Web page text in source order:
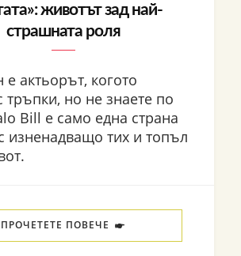
животът зад най-
страшната роля
актьорът, когото
тръпки, но не знаете по
Bill е само една страна
изненадващо тих и топъл
ПРОЧЕТЕТЕ ПОВЕЧЕ